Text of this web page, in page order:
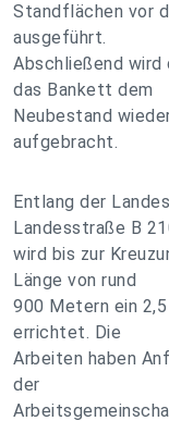
Standflächen vor
ausgeführt.
Abschließend wird
das Bankett dem
Neubestand
aufgebracht.
Entlang der
Landesstraße B
wird bis zur
Länge von rund
900 Metern ein
errichtet. Die
Arbeiten haben
der